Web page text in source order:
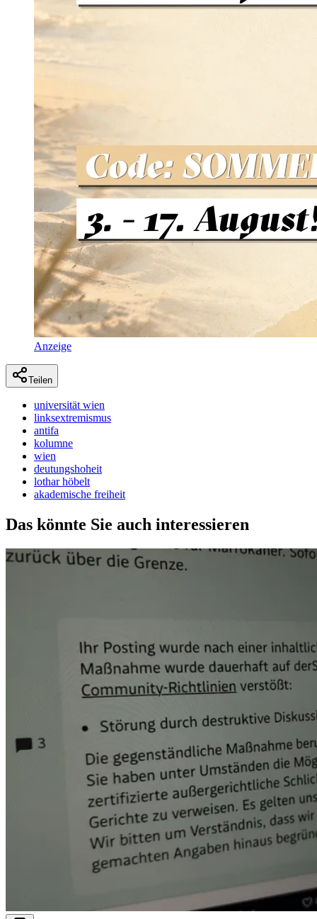
Anzeige
Teilen
universität wien
linksextremismus
antifa
kolumne
wien
deutungshoheit
lothar höbelt
akademische freiheit
Das könnte Sie auch interessieren